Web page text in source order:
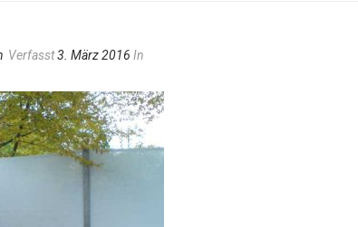
Verfasst3. März 2016 In